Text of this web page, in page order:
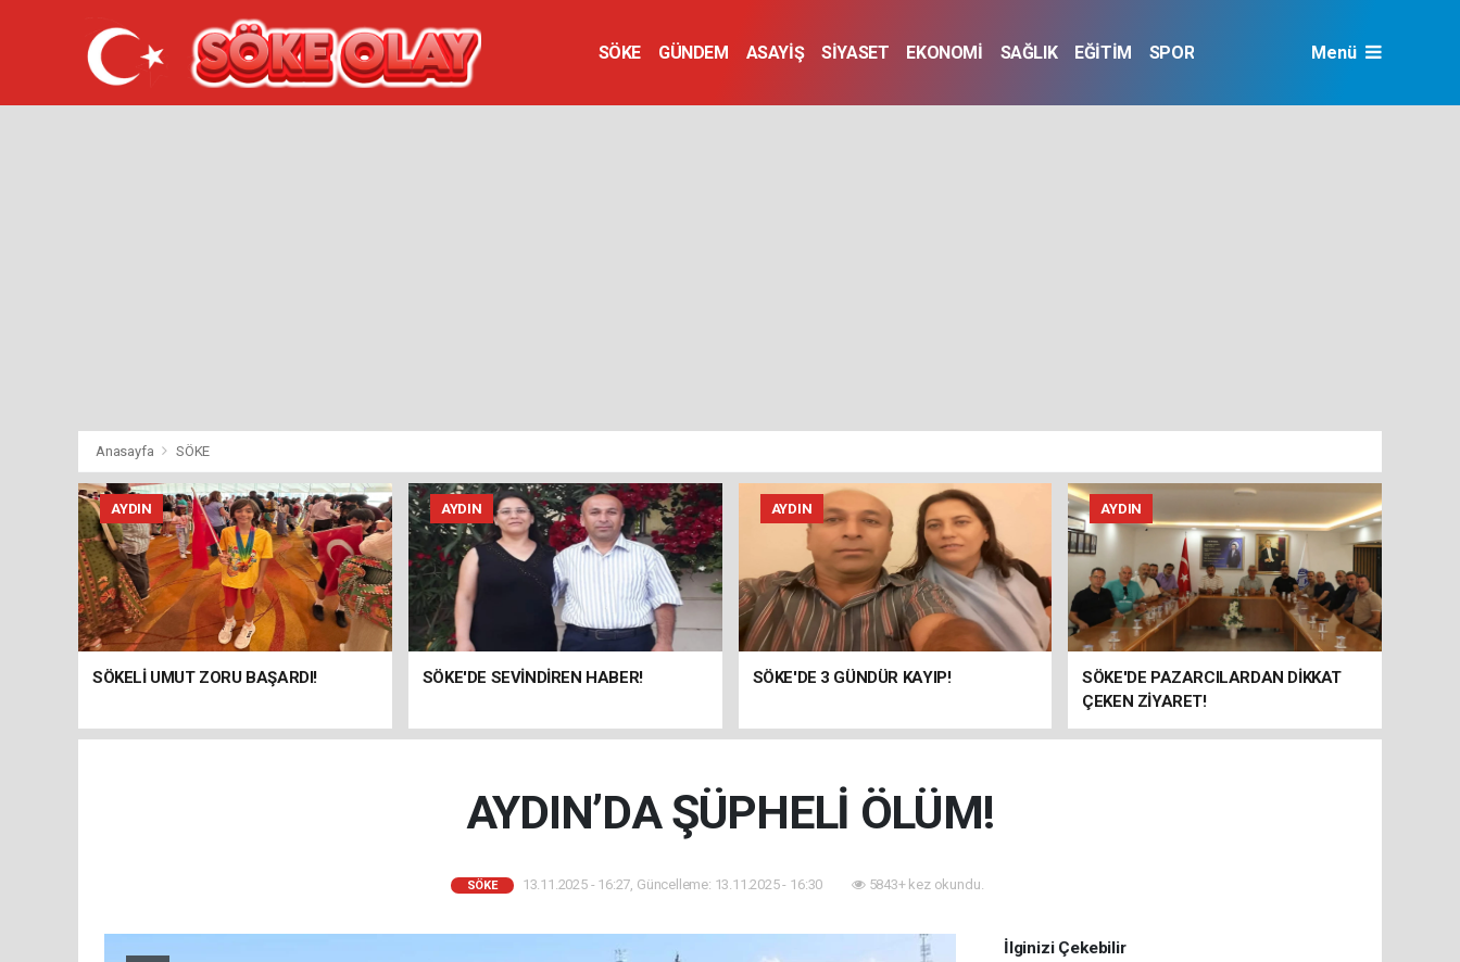
SÖKE GÜNDEM ASAYİŞ SİYASET EKONOMİ SAĞLIK EĞİTİM SPOR Menü
Anasayfa SÖKE
AYDIN
SÖKELİ UMUT ZORU BAŞARDI!
AYDIN
SÖKE'DE SEVİNDİREN HABER!
AYDIN
SÖKE'DE 3 GÜNDÜR KAYIP!
AYDIN
SÖKE'DE PAZARCILARDAN DİKKAT
ÇEKEN ZİYARET!
AYDIN’DA ŞÜPHELİ ÖLÜM!
SÖKE 13.11.2025 - 16:27, Güncelleme: 13.11.2025 - 16:30 5843+ kez okundu.
İlginizi Çekebilir